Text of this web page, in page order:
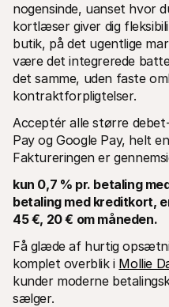
nogensinde, uanset hvor
kortlæser giver dig
butik, på det ugentlige
være det integrerede
det samme, uden faste
kontraktforpligtelser.
Acceptér alle større
Pay og Google Pay, helt
Faktureringen er
kun 0,7 % pr. betaling
betaling med kreditkort,
45 €, 20 € om måneden.
Få glæde af hurtig
komplet overblik i Mollie
kunder moderne
sælger.